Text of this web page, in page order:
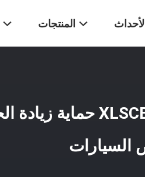
المنتجات الأحداث
السيارات